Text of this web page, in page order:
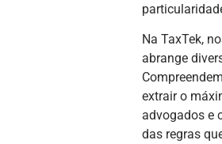
Na TaxTek,
abrange
extrair o
advogados e
das regras